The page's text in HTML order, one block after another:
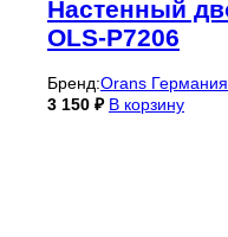
Настенный
OLS-P7206
Бренд:Orans Германия
3 150 ₽ В корзину